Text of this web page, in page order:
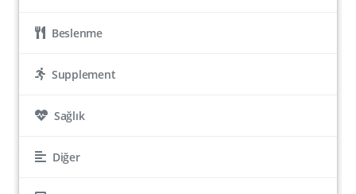
Beslenme
Supplement
Sağlık
Diğer